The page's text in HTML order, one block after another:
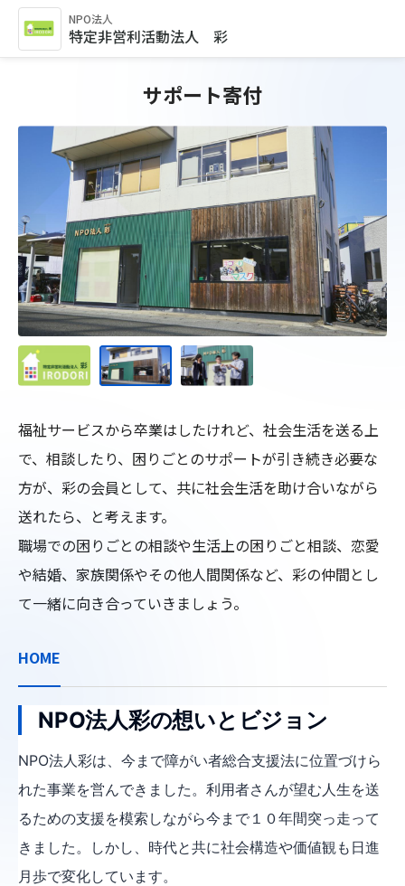
NPO法人
特定非営利活動法人 彩
サポート寄付
福祉サービスから卒業はしたけれど、社会生活を送る上
で、相談したり、困りごとのサポートが引き続き必要な
方が、彩の会員として、共に社会生活を助け合いながら
送れたら、と考えます。
職場での困りごとの相談や生活上の困りごと相談、恋愛
や結婚、家族関係やその他人間関係など、彩の仲間とし
て一緒に向き合っていきましょう。
HOME
NPO法人彩の想いとビジョン
NPO法人彩は、今まで障がい者総合支援法に位置づけら
れた事業を営んできました。利用者さんが望む人生を送
るための支援を模索しながら今まで１０年間突っ走って
きました。しかし、時代と共に社会構造や価値観も日進
月歩で変化しています。